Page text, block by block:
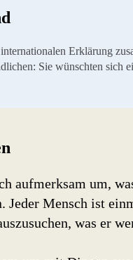
Erklärung
Sie wünschten sich
aufmerksam um,
Jeder Mensch ist
was er